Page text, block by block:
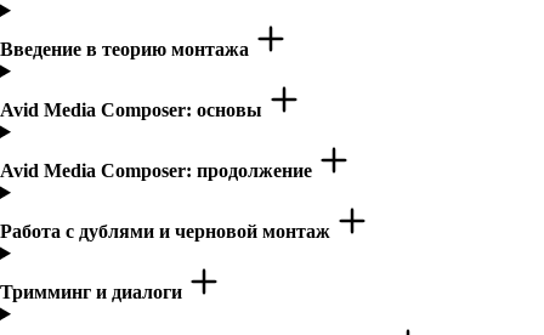
Введение в теорию монтажа
Avid Media Composer: основы
Avid Media Composer: продолжение
Работа с дублями и черновой монтаж
Тримминг и диалоги